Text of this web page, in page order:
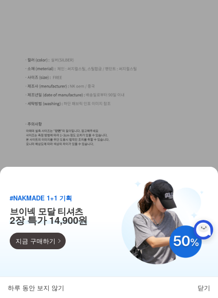
득템찬스
#NAKMADE 1+1 기획
브이넥 모달 티셔츠
2장 특가 14,900원
지금 구매하기
하루 동안 보지 않기 닫기
문의 진행 시 상품코드를 알려주시면 더욱 빠른 안내를 받으실 수 있습니
상품코드 DM32-AC-03/클러스터 목걸이
뒤로가기 카테고리 마이페이지